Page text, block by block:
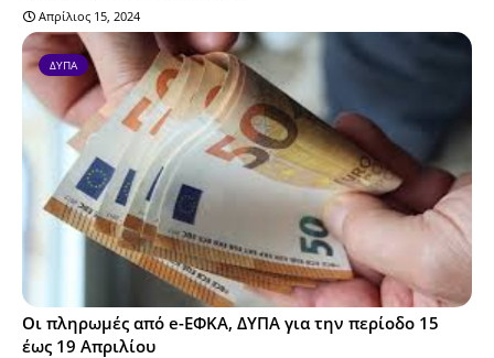
Απρίλιος 15, 2024
ΔΥΠΑ
Οι πληρωμές από e-ΕΦΚΑ, ΔΥΠΑ για την περίοδο 15
έως 19 Απριλίου